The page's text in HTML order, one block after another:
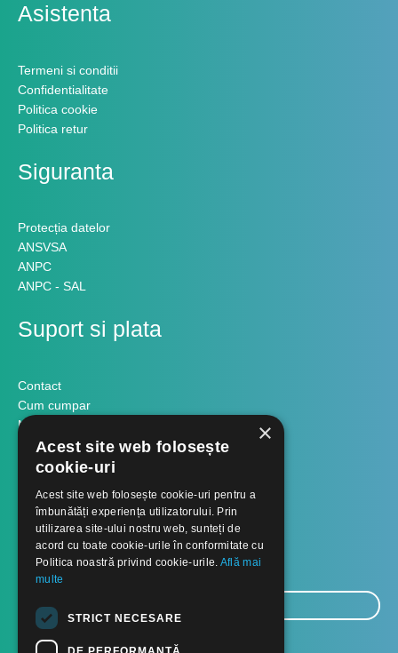
Asistenta
Termeni si conditii
Confidentialitate
Politica cookie
Politica retur
Siguranta
Protecția datelor
ANSVSA
ANPC
ANPC - SAL
Suport si plata
Contact
Cum cumpar
Modalitati plata
Formular retur
Contact
Despre noi
Blog
mail...
TRIMITE
×
Acest site web folosește
cookie-uri
Acest site web folosește cookie-uri pentru a
îmbunătăți experiența utilizatorului. Prin
utilizarea site-ului nostru web, sunteți de
acord cu toate cookie-urile în conformitate cu
Politica noastră privind cookie-urile. Află mai
multe
STRICT NECESARE